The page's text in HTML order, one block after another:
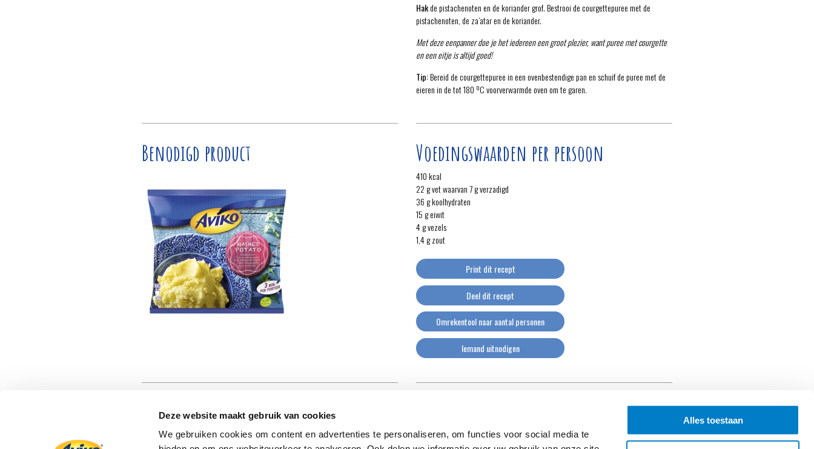
Deze website maakt gebruik van cookies
We gebruiken cookies om content en advertenties te personaliseren, om functies voor social media te
Alles toestaan
Hakde pistachenoten en de koriander grof. Bestrooi de courgettepuree met de
pistachenoten, de za’atar en de koriander.
Met deze eenpanner doe je het iedereen een groot plezier, want puree met courgette
en een eitje is altijd goed!
Tip:Bereid de courgettepuree in een ovenbestendige pan en schuif de puree met de
eieren in de tot 180 ºC voorverwarmde oven om te garen.
Benodigd product Voedingswaarden per persoon
410 kcal
22 g vet waarvan 7 g verzadigd
36 g koolhydraten
15 g eiwit
4 g vezels
1,4 g zout
Print dit recept
Deel dit recept
Omrekentool naar aantal personen
Iemand uitnodigen